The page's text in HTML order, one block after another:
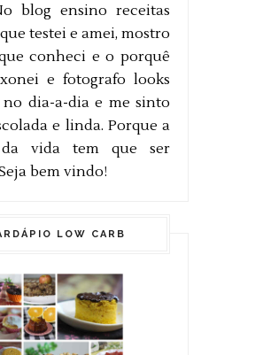
blog ensino receitas
testei e amei, mostro
conheci e o porquê
e fotografo looks
dia-a-dia e me sinto
e linda. Porque a
vida tem que ser
bem vindo!
LOW CARB